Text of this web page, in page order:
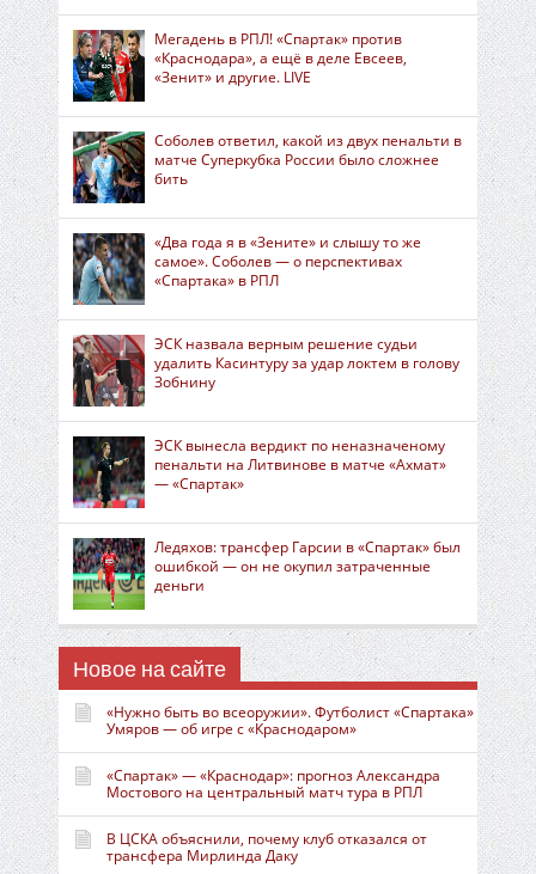
Мегадень в РПЛ! «Спартак» против
«Краснодара», а ещё в деле Евсеев,
«Зенит» и другие. LIVE
Соболев ответил, какой из двух пенальти в
матче Суперкубка России было сложнее
бить
«Два года я в «Зените» и слышу то же
самое». Соболев — о перспективах
«Спартака» в РПЛ
ЭСК назвала верным решение судьи
удалить Касинтуру за удар локтем в голову
Зобнину
ЭСК вынесла вердикт по неназначеному
пенальти на Литвинове в матче «Ахмат»
— «Спартак»
Ледяхов: трансфер Гарсии в «Спартак» был
ошибкой — он не окупил затраченные
деньги
Новое на сайте
«Нужно быть во всеоружии». Футболист «Спартака»
Умяров — об игре с «Краснодаром»
«Спартак» — «Краснодар»: прогноз Александра
Мостового на центральный матч тура в РПЛ
В ЦСКА объяснили, почему клуб отказался от
трансфера Мирлинда Даку